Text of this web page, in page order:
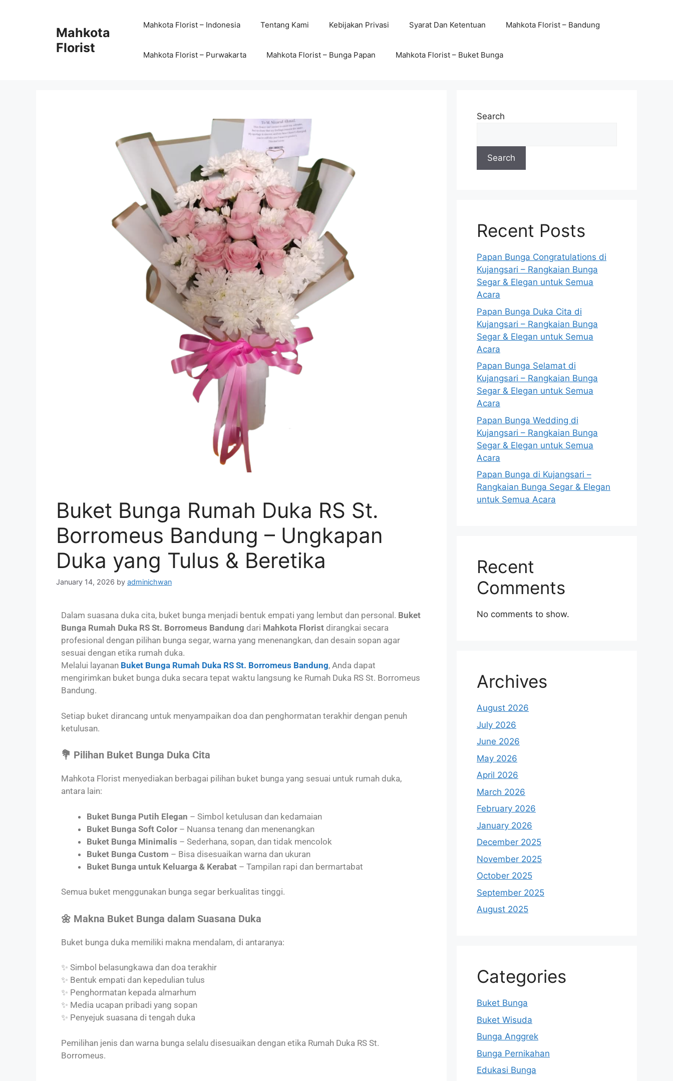
Mahkota
Florist
Mahkota Florist – Indonesia Tentang Kami Kebijakan Privasi Syarat Dan Ketentuan Mahkota Florist – Bandung
Mahkota Florist – Purwakarta Mahkota Florist – Bunga Papan Mahkota Florist – Buket Bunga
Buket Bunga Rumah Duka RS St.
Borromeus Bandung – Ungkapan
Duka yang Tulus & Beretika
January 14, 2026 by adminichwan
Dalam suasana duka cita, buket bunga menjadi bentuk empati yang lembut dan personal. Buket
Bunga Rumah Duka RS St. Borromeus Bandung dari Mahkota Florist dirangkai secara
profesional dengan pilihan bunga segar, warna yang menenangkan, dan desain sopan agar
sesuai dengan etika rumah duka.
Melalui layanan Buket Bunga Rumah Duka RS St. Borromeus Bandung, Anda dapat
mengirimkan buket bunga duka secara tepat waktu langsung ke Rumah Duka RS St. Borromeus
Bandung.
Setiap buket dirancang untuk menyampaikan doa dan penghormatan terakhir dengan penuh
ketulusan.
💐 Pilihan Buket Bunga Duka Cita
Mahkota Florist menyediakan berbagai pilihan buket bunga yang sesuai untuk rumah duka,
antara lain:
Buket Bunga Putih Elegan – Simbol ketulusan dan kedamaian
Buket Bunga Soft Color – Nuansa tenang dan menenangkan
Buket Bunga Minimalis – Sederhana, sopan, dan tidak mencolok
Buket Bunga Custom – Bisa disesuaikan warna dan ukuran
Buket Bunga untuk Keluarga & Kerabat – Tampilan rapi dan bermartabat
Semua buket menggunakan bunga segar berkualitas tinggi.
🌼 Makna Buket Bunga dalam Suasana Duka
Buket bunga duka memiliki makna mendalam, di antaranya:
✨ Simbol belasungkawa dan doa terakhir
✨ Bentuk empati dan kepedulian tulus
✨ Penghormatan kepada almarhum
✨ Media ucapan pribadi yang sopan
✨ Penyejuk suasana di tengah duka
Pemilihan jenis dan warna bunga selalu disesuaikan dengan etika Rumah Duka RS St.
Borromeus.
Search
Search
Recent Posts
Papan Bunga Congratulations di
Kujangsari – Rangkaian Bunga
Segar & Elegan untuk Semua
Acara
Papan Bunga Duka Cita di
Kujangsari – Rangkaian Bunga
Segar & Elegan untuk Semua
Acara
Papan Bunga Selamat di
Kujangsari – Rangkaian Bunga
Segar & Elegan untuk Semua
Acara
Papan Bunga Wedding di
Kujangsari – Rangkaian Bunga
Segar & Elegan untuk Semua
Acara
Papan Bunga di Kujangsari –
Rangkaian Bunga Segar & Elegan
untuk Semua Acara
Recent
Comments
No comments to show.
Archives
August 2026
July 2026
June 2026
May 2026
April 2026
March 2026
February 2026
January 2026
December 2025
November 2025
October 2025
September 2025
August 2025
Categories
Buket Bunga
Buket Wisuda
Bunga Anggrek
Bunga Pernikahan
Edukasi Bunga